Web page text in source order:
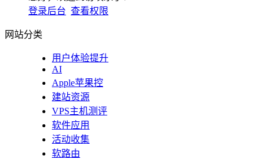
登录后台 查看权限
网站分类
用户体验提升
AI
Apple苹果控
建站资源
VPS主机测评
软件应用
活动收集
软路由